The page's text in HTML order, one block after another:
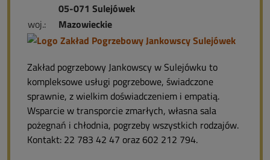
05-071 Sulejówek
woj.:
Mazowieckie
Zakład pogrzebowy Jankowscy w Sulejówku to
kompleksowe usługi pogrzebowe, świadczone
sprawnie, z wielkim doświadczeniem i empatią.
Wsparcie w transporcie zmarłych, własna sala
pożegnań i chłodnia, pogrzeby wszystkich rodzajów.
Kontakt: 22 783 42 47 oraz 602 212 794.